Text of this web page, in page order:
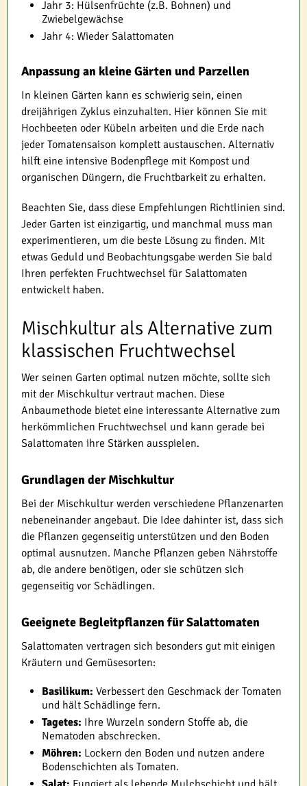
Jahr 3: Hülsenfrüchte (z.B. Bohnen) und
Zwiebelgewächse
Jahr 4: Wieder Salattomaten
Anpassung an kleine Gärten und Parzellen
In kleinen Gärten kann es schwierig sein, einen
dreijährigen Zyklus einzuhalten. Hier können Sie mit
Hochbeeten oder Kübeln arbeiten und die Erde nach
jeder Tomatensaison komplett austauschen. Alternativ
hilft eine intensive Bodenpflege mit Kompost und
organischen Düngern, die Fruchtbarkeit zu erhalten.
Beachten Sie, dass diese Empfehlungen Richtlinien sind.
Jeder Garten ist einzigartig, und manchmal muss man
experimentieren, um die beste Lösung zu finden. Mit
etwas Geduld und Beobachtungsgabe werden Sie bald
Ihren perfekten Fruchtwechsel für Salattomaten
entwickelt haben.
Mischkultur als Alternative zum
klassischen Fruchtwechsel
Wer seinen Garten optimal nutzen möchte, sollte sich
mit der Mischkultur vertraut machen. Diese
Anbaumethode bietet eine interessante Alternative zum
herkömmlichen Fruchtwechsel und kann gerade bei
Salattomaten ihre Stärken ausspielen.
Grundlagen der Mischkultur
Bei der Mischkultur werden verschiedene Pflanzenarten
nebeneinander angebaut. Die Idee dahinter ist, dass sich
die Pflanzen gegenseitig unterstützen und den Boden
optimal ausnutzen. Manche Pflanzen geben Nährstoffe
ab, die andere benötigen, oder sie schützen sich
gegenseitig vor Schädlingen.
Geeignete Begleitpflanzen für Salattomaten
Salattomaten vertragen sich besonders gut mit einigen
Kräutern und Gemüsesorten:
Basilikum: Verbessert den Geschmack der Tomaten
und hält Schädlinge fern.
Tagetes: Ihre Wurzeln sondern Stoffe ab, die
Nematoden abschrecken.
Möhren: Lockern den Boden und nutzen andere
Bodenschichten als Tomaten.